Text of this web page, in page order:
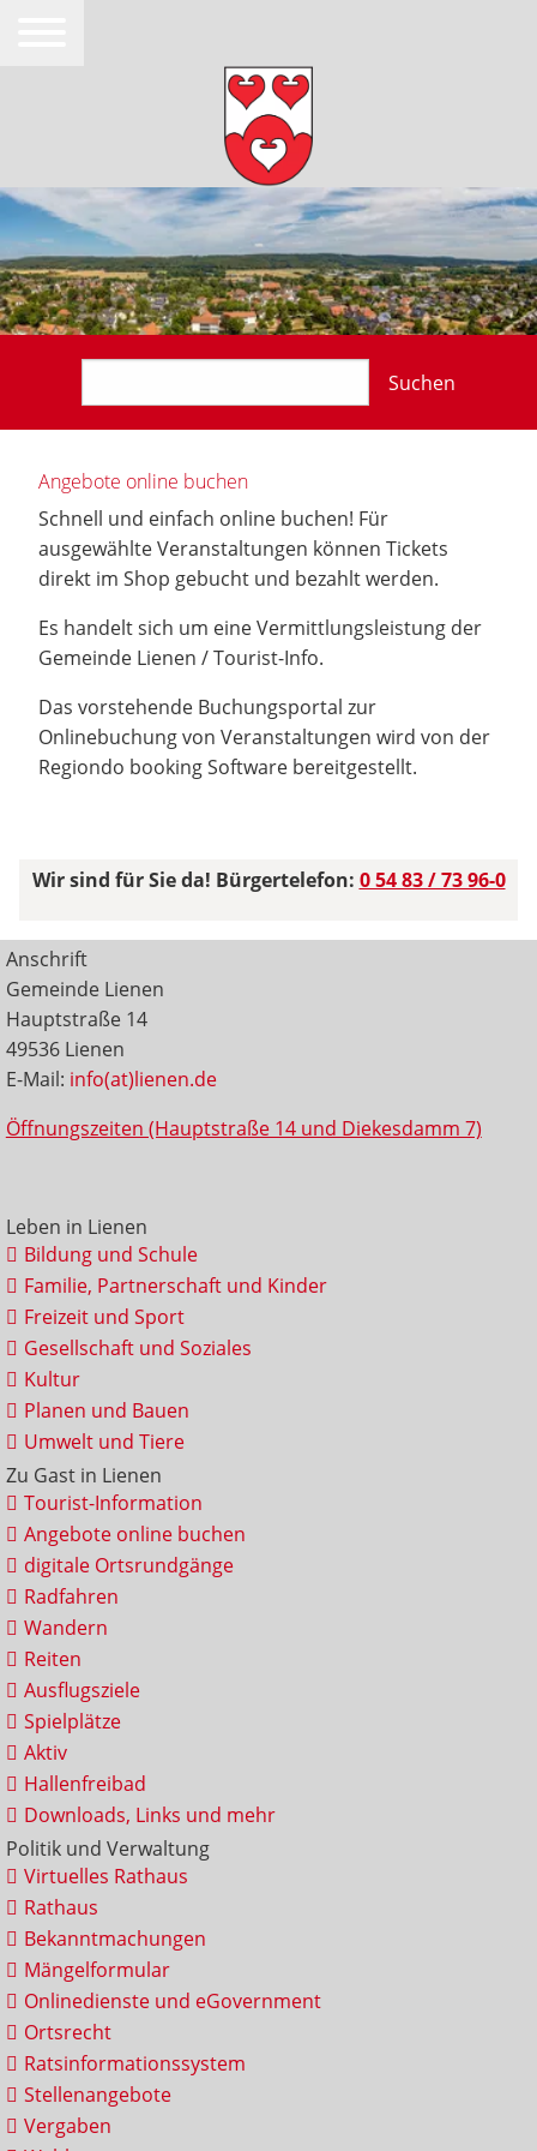
Suchen
Angebote online buchen
Schnell und einfach online buchen! Für
ausgewählte Veranstaltungen können Tickets
direkt im Shop gebucht und bezahlt werden.
Es handelt sich um eine Vermittlungsleistung der
Gemeinde Lienen / Tourist-Info.
Das vorstehende Buchungsportal zur
Onlinebuchung von Veranstaltungen wird von der
Regiondo booking Software bereitgestellt.
Wir sind für Sie da! Bürgertelefon: 0 54 83 / 73 96-0
Anschrift
Gemeinde Lienen
Hauptstraße 14
49536 Lienen
E-Mail: info(at)lienen.de
Öffnungszeiten (Hauptstraße 14 und Diekesdamm 7)
Leben in Lienen
Bildung und Schule
Familie, Partnerschaft und Kinder
Freizeit und Sport
Gesellschaft und Soziales
Kultur
Planen und Bauen
Umwelt und Tiere
Zu Gast in Lienen
Tourist-Information
Angebote online buchen
digitale Ortsrundgänge
Radfahren
Wandern
Reiten
Ausflugsziele
Spielplätze
Aktiv
Hallenfreibad
Downloads, Links und mehr
Politik und Verwaltung
Virtuelles Rathaus
Rathaus
Bekanntmachungen
Mängelformular
Onlinedienste und eGovernment
Ortsrecht
Ratsinformationssystem
Stellenangebote
Vergaben